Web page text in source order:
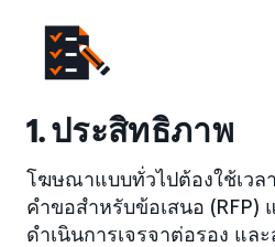
1. ประสิทธิภาพ
โฆษณาแบบทั่วไปต้องใช้เวล
คำขอสำหรับข้อเสนอ (RFP)
ดำเนินการเจรจาต่อรอง แล